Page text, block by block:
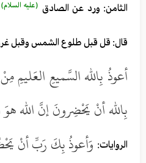
الثامن: ورد عن الصادق (عليه السلام)
قال: قل قبل طلوع الشمس وقبل
أعوذُ بِالله السَّميعِ العَليمِ
بِالله أنْ يَحْضِرونَ إنَّ الله
الروايات: وَأعوذُ بِكَ رَبِّ أنْ